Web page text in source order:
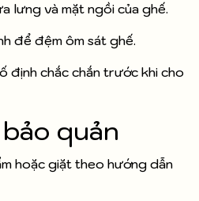
lưng và mặt ngồi của ghế.
để đệm ôm sát ghế.
định chắc chắn trước khi cho
quản
hoặc giặt theo hướng dẫn